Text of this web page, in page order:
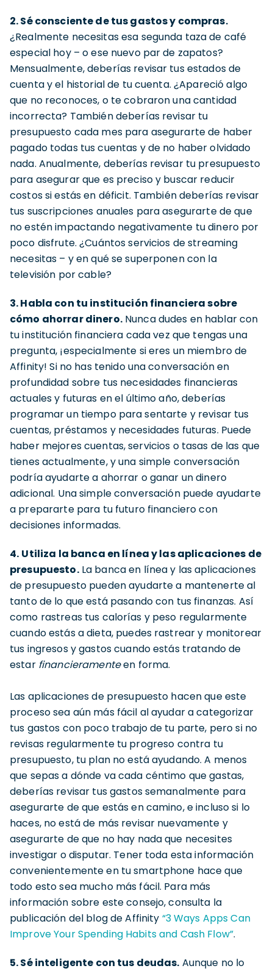
2. Sé consciente de tus gastos y compras.
¿Realmente necesitas esa segunda taza de café
especial hoy – o ese nuevo par de zapatos?
Mensualmente, deberías revisar tus estados de
cuenta y el historial de tu cuenta. ¿Apareció algo
que no reconoces, o te cobraron una cantidad
incorrecta? También deberías revisar tu
presupuesto cada mes para asegurarte de haber
pagado todas tus cuentas y de no haber olvidado
nada. Anualmente, deberías revisar tu presupuesto
para asegurar que es preciso y buscar reducir
costos si estás en déficit. También deberías revisar
tus suscripciones anuales para asegurarte de que
no estén impactando negativamente tu dinero por
poco disfrute. ¿Cuántos servicios de streaming
necesitas – y en qué se superponen con la
televisión por cable?
3. Habla con tu institución financiera sobre
cómo ahorrar dinero.Nunca dudes en hablar con
tu institución financiera cada vez que tengas una
pregunta, ¡especialmente si eres un miembro de
Affinity! Si no has tenido una conversación en
profundidad sobre tus necesidades financieras
actuales y futuras en el último año, deberías
programar un tiempo para sentarte y revisar tus
cuentas, préstamos y necesidades futuras. Puede
haber mejores cuentas, servicios o tasas de las que
tienes actualmente, y una simple conversación
podría ayudarte a ahorrar o ganar un dinero
adicional. Una simple conversación puede ayudarte
a prepararte para tu futuro financiero con
decisiones informadas.
4. Utiliza la banca en línea y las aplicaciones de
presupuesto.La banca en línea y las aplicaciones
de presupuesto pueden ayudarte a mantenerte al
tanto de lo que está pasando con tus finanzas. Así
como rastreas tus calorías y peso regularmente
cuando estás a dieta, puedes rastrear y monitorear
tus ingresos y gastos cuando estás tratando de
estar financieramenteen forma.
Las aplicaciones de presupuesto hacen que este
proceso sea aún más fácil al ayudar a categorizar
tus gastos con poco trabajo de tu parte, pero si no
revisas regularmente tu progreso contra tu
presupuesto, tu plan no está ayudando. A menos
que sepas a dónde va cada céntimo que gastas,
deberías revisar tus gastos semanalmente para
asegurarte de que estás en camino, e incluso si lo
haces, no está de más revisar nuevamente y
asegurarte de que no hay nada que necesites
investigar o disputar. Tener toda esta información
convenientemente en tu smartphone hace que
todo esto sea mucho más fácil. Para más
información sobre este consejo, consulta la
publicación del blog de Affinity “3 Ways Apps Can
Improve Your Spending Habits and Cash Flow”.
5. Sé inteligente con tus deudas. Aunque no lo